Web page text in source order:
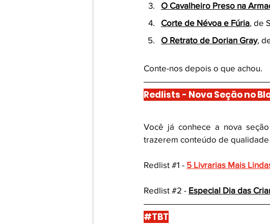
O Cavalheiro Preso na
Corte de Névoa e Fúria, de
O Retrato de Dorian Gray,
Conte-nos depois o que achou.
Redlists - Nova Seção no
Você já conhece a nova
trazerem conteúdo de
Redlist #1 - 5 Livrarias Mais
Redlist #2 - Especial Dia das
#TBT